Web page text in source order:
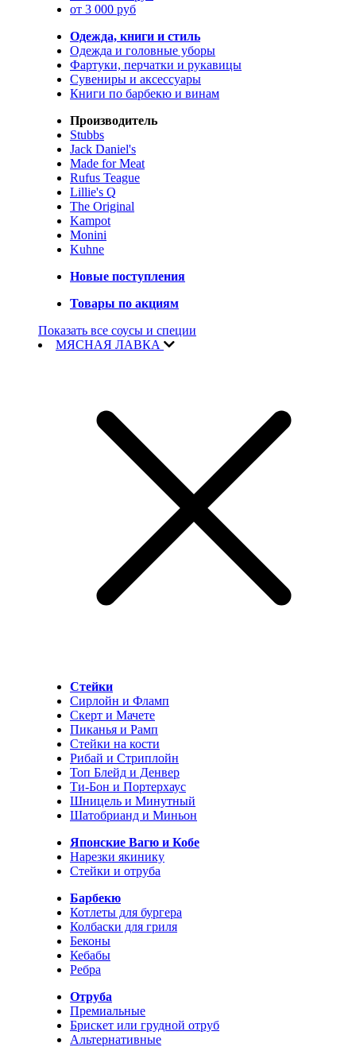
от 3 000 руб
Одежда, книги и стиль
Одежда и головные уборы
Фартуки, перчатки и рукавицы
Сувениры и аксессуары
Книги по барбекю и винам
Производитель
Stubbs
Jack Daniel's
Made for Meat
Rufus Teague
Lillie's Q
The Original
Kampot
Monini
Kuhne
Новые поступления
Товары по акциям
Показать все соусы и специи
МЯСНАЯ ЛАВКА
Стейки
Сирлойн и Фламп
Скерт и Мачете
Пиканья и Рамп
Стейки на кости
Рибай и Стриплойн
Топ Блейд и Денвер
Ти-Бон и Портерхаус
Шницель и Минутный
Шатобрианд и Миньон
Японские Вагю и Кобе
Нарезки якинику
Стейки и отруба
Барбекю
Котлеты для бургера
Колбаски для гриля
Беконы
Кебабы
Ребра
Отруба
Премиальные
Брискет или грудной отруб
Альтернативные